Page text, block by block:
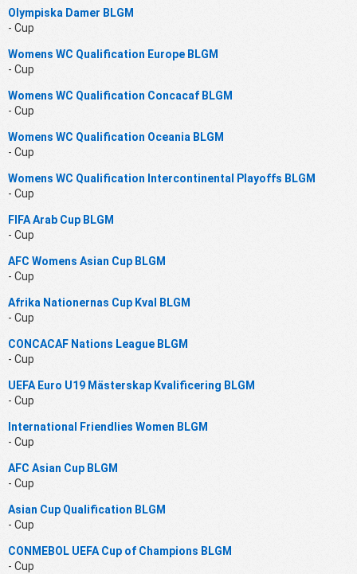
Olympiska Damer BLGM
- Cup
Womens WC Qualification Europe BLGM
- Cup
Womens WC Qualification Concacaf BLGM
- Cup
Womens WC Qualification Oceania BLGM
- Cup
Womens WC Qualification Intercontinental Playoffs BLGM
- Cup
FIFA Arab Cup BLGM
- Cup
AFC Womens Asian Cup BLGM
- Cup
Afrika Nationernas Cup Kval BLGM
- Cup
CONCACAF Nations League BLGM
- Cup
UEFA Euro U19 Mästerskap Kvalificering BLGM
- Cup
International Friendlies Women BLGM
- Cup
AFC Asian Cup BLGM
- Cup
Asian Cup Qualification BLGM
- Cup
CONMEBOL UEFA Cup of Champions BLGM
- Cup